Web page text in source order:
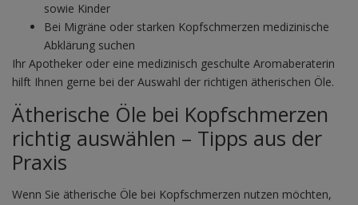
sowie Kinder
Bei Migräne oder starken Kopfschmerzen medizinische
Abklärung suchen
Ihr Apotheker oder eine medizinisch geschulte Aromaberaterin
hilft Ihnen gerne bei der Auswahl der richtigen ätherischen Öle.
Ätherische Öle bei Kopfschmerzen
richtig auswählen – Tipps aus der
Praxis
Wenn Sie ätherische Öle bei Kopfschmerzen nutzen möchten,